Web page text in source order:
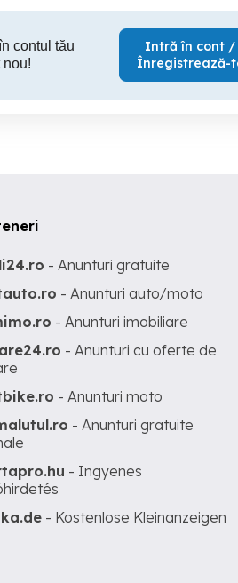
contul tău
nou!
Intră în cont /
Înregistrează-
- Anunturi gratuite
- Anunturi auto/moto
- Anunturi imobiliare
- Anunturi cu oferte de
- Anunturi moto
- Anunturi gratuite
- Ingyenes
- Kostenlose Kleinanzeigen